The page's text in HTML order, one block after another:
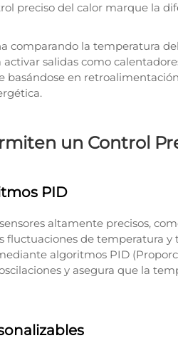
preciso del calor marque la
comparando la temperatura
salidas como
basándose en
un Control
PID
altamente precisos,
fluctuaciones de temperatura y
algoritmos PID
y asegura que la